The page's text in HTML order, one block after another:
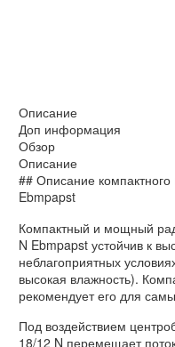
Описание
Доп информация
Обзор
Описание
## Описание
Ebmpapst
Компактный и мощный
N Ebmpapst устойчив к
неблагоприятных
высокая влажность).
рекомендует его для
Под воздействием
18/12 N перемещает